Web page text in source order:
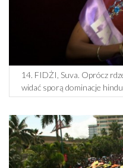
14. FIDŻI, Suva. Oprócz
widać sporą dominacje